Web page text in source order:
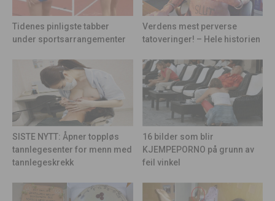
Tidenes pinligste tabber
under sportsarrangementer
Verdens mest perverse
tatoveringer! – Hele historien
SISTE NYTT: Åpner toppløs
tannlegesenter for menn med
tannlegeskrekk
16 bilder som blir
KJEMPEPORNO på grunn av
feil vinkel